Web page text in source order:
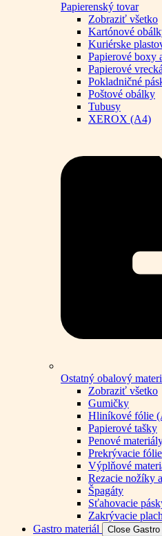
Papierenský tovar
Zobraziť všetko
Kartónové
Kuriérske
Papierové boxy
Papierové vrecká
Pokladničné
Poštové obálky
Tubusy
XEROX (A4)
Ostatný obalový
Zobraziť všetko
Gumičky
Hliníkové fólie
Papierové tašky
Penové
Prekrývacie fólie
Výplňové
Rezacie nožíky
Špagáty
Sťahovacie
Zakrývacie
Gastro materiál
Close Gastro